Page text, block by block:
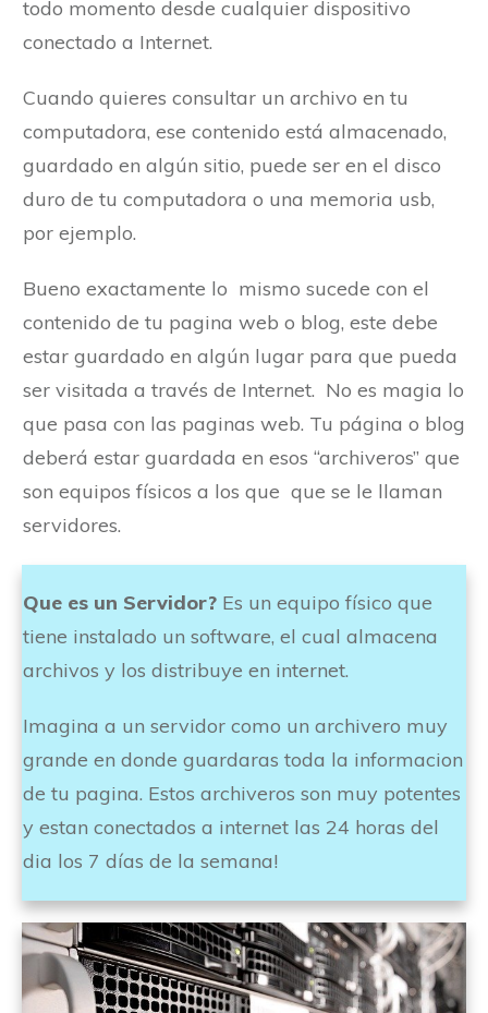
todo momento desde cualquier dispositivo
conectado a Internet.
Cuando quieres consultar un archivo en tu
computadora, ese contenido está almacenado,
guardado en algún sitio, puede ser en el disco
duro de tu computadora o una memoria usb,
por ejemplo.
Bueno exactamente lo mismo sucede con el
contenido de tu pagina web o blog, este debe
estar guardado en algún lugar para que pueda
ser visitada a través de Internet. No es magia lo
que pasa con las paginas web. Tu página o blog
deberá estar guardada en esos “archiveros” que
son equipos físicos a los que que se le llaman
servidores.
Que es un Servidor? Es un equipo físico que
tiene instalado un software, el cual almacena
archivos y los distribuye en internet.
Imagina a un servidor como un archivero muy
grande en donde guardaras toda la informacion
de tu pagina. Estos archiveros son muy potentes
y estan conectados a internet las 24 horas del
dia los 7 días de la semana!